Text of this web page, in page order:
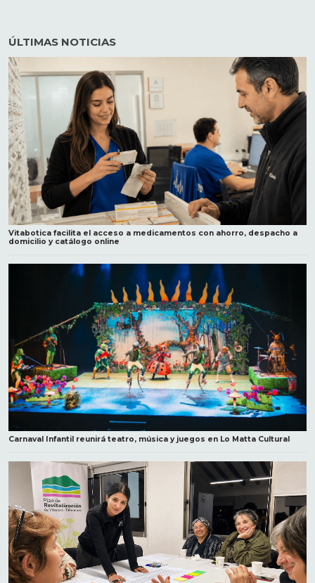
ÚLTIMAS NOTICIAS
Vitabotica facilita el acceso a medicamentos con ahorro, despacho a
domicilio y catálogo online
Carnaval Infantil reunirá teatro, música y juegos en Lo Matta Cultural